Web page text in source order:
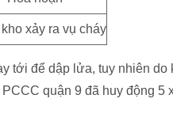
xảy ra vụ cháy
tới để dập lửa, tuy nhiên
quận 9 đã huy động 5